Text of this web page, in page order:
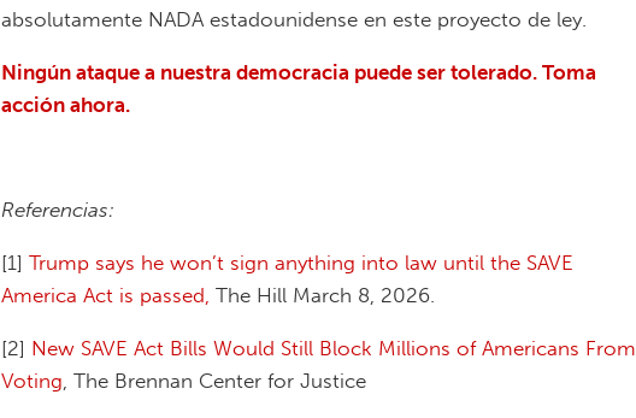
absolutamente NADA estadounidense en este proyecto de ley.
Ningún ataque a nuestra democracia puede ser tolerado. Toma
acción ahora.
Referencias:
[1] Trump says he won’t sign anything into law until the SAVE
America Act is passed, The Hill March 8, 2026.
[2] New SAVE Act Bills Would Still Block Millions of Americans From
Voting , The Brennan Center for Justice